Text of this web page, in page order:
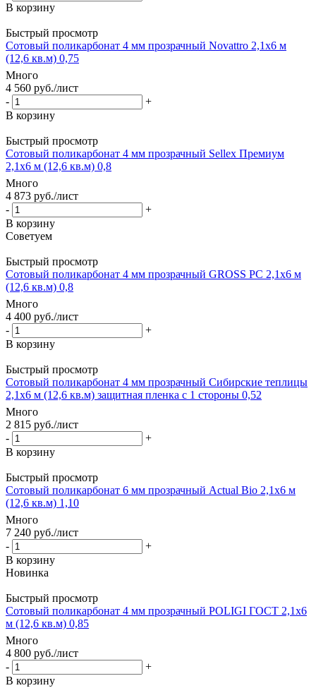
В корзину
Быстрый просмотр
Сотовый поликарбонат 4 мм прозрачный Novattro 2,1х6 м
(12,6 кв.м) 0,75
Много
4 560 руб./лист
-
+
В корзину
Быстрый просмотр
Сотовый поликарбонат 4 мм прозрачный Sellex Премиум
2,1х6 м (12,6 кв.м) 0,8
Много
4 873 руб./лист
-
+
В корзину
Советуем
Быстрый просмотр
Сотовый поликарбонат 4 мм прозрачный GROSS PC 2,1х6 м
(12,6 кв.м) 0,8
Много
4 400 руб./лист
-
+
В корзину
Быстрый просмотр
Сотовый поликарбонат 4 мм прозрачный Сибирские теплицы
2,1х6 м (12,6 кв.м) защитная пленка с 1 стороны 0,52
Много
2 815 руб./лист
-
+
В корзину
Быстрый просмотр
Сотовый поликарбонат 6 мм прозрачный Actual Bio 2,1х6 м
(12,6 кв.м) 1,10
Много
7 240 руб./лист
-
+
В корзину
Новинка
Быстрый просмотр
Сотовый поликарбонат 4 мм прозрачный POLIGI ГОСТ 2,1х6
м (12,6 кв.м) 0,85
Много
4 800 руб./лист
-
+
В корзину